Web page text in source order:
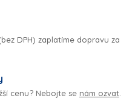
DPH) zaplatíme dopravu za
cenu? Nebojte se nám ozvat